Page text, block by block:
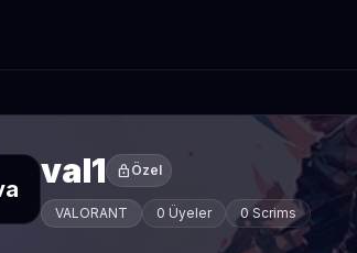
val1 lock Özel
VALORANT 0 Üyeler 0 Scrims